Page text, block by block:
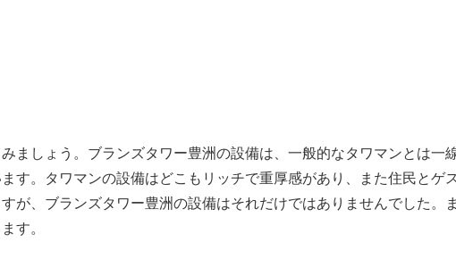
ましょう。ブランズタワー豊洲の設備は、一般的なタワマンとは一
す。タワマンの設備はどこもリッチで重厚感があり、また住民とゲ
が、ブランズタワー豊洲の設備はそれだけではありませんでした。
す。